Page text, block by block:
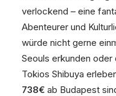
verlockend – eine
Abenteurer und
würde nicht gerne
Seouls erkunden
Tokios Shibuya
738€ ab Budapest